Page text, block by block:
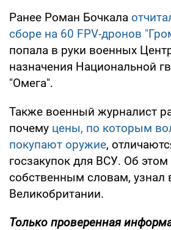
Ранее Роман Бочкала
сборе на 60 FPV-дронов
попала в руки военных
назначения Национальной
"Омега".
Также военный журналист
почему цены, по которым
покупают оружие,
госзакупок для ВСУ. Об этом
собственным словам, узнал
Великобритании.
Только проверенная